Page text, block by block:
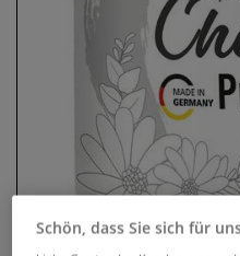
Schön, dass Sie sich für